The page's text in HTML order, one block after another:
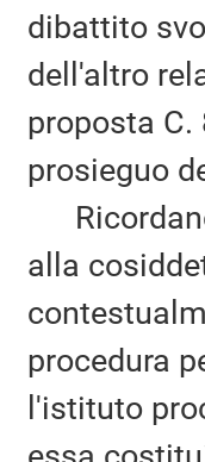
dibattito
dell'altro
proposta
prosieguo
alla
procedura
l'istituto